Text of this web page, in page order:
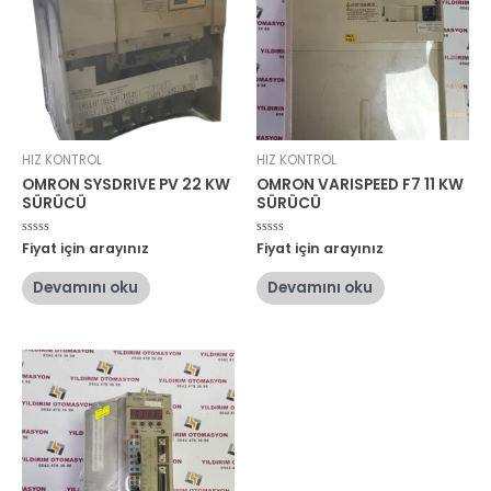
HIZ KONTROL
OMRON SYSDRIVE PV 22 KW
SÜRÜCÜ
5
üzerinden
oy
aldı
Fiyat için arayınız
Devamını oku
HIZ KONTROL
OMRON VARISPEED F7 11 KW
SÜRÜCÜ
5
üzerinden
oy
aldı
Fiyat için arayınız
Devamını oku